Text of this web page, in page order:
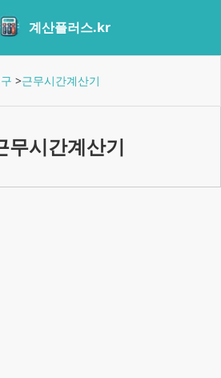
계산플러스.kr
>근무시간계산기
무시간계산기